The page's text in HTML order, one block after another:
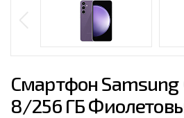
Смартфон Samsung
8/256 ГБ